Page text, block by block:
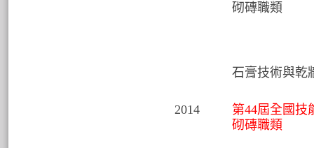
砌磚職類
石膏技術與乾
2014
第44屆全國技
砌磚職類